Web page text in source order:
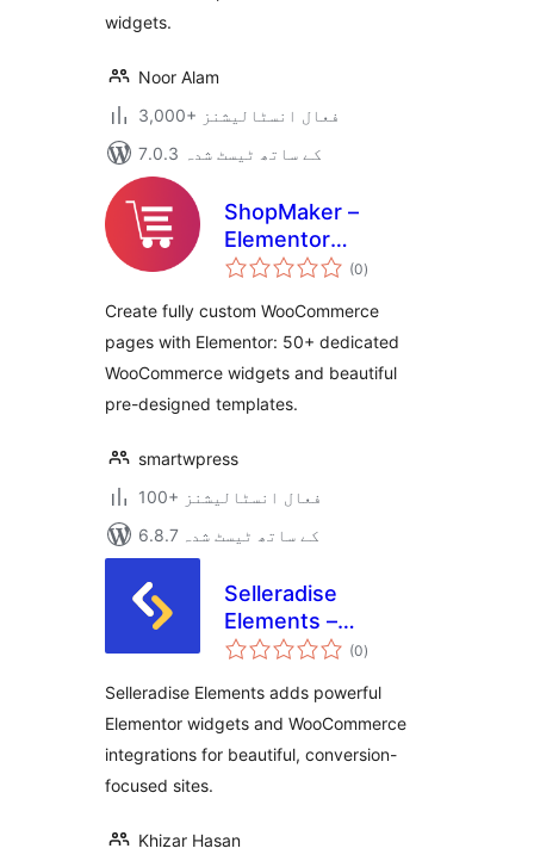
widgets.
Noor Alam
3,000+ فعال انسٹالیشنز
7.0.3 کے ساتھ ٹیسٹ شدہ
ShopMaker –
Elementor
WooCommerce
Templates
(0مجموعی
درجہ
)
Create fully custom WooCommerce
pages with Elementor: 50+ dedicated
WooCommerce widgets and beautiful
pre-designed templates.
smartwpress
100+ فعال انسٹالیشنز
6.8.7 کے ساتھ ٹیسٹ شدہ
Selleradise
Elements –
Elementor Addons
(0مجموعی
درجہ
)
Selleradise Elements adds powerful
Elementor widgets and WooCommerce
integrations for beautiful, conversion-
focused sites.
Khizar Hasan